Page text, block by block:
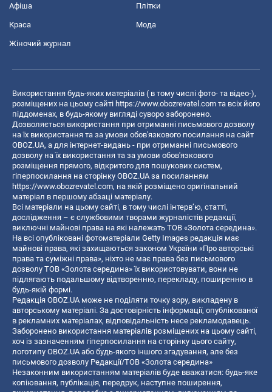
Афіша Плітки
Краса Мода
Жіночий журнал
Використання будь-яких матеріалів ( в тому числі фото- та відео-),
розміщених на цьому сайті https://www.obozrevatel.com та всіх його
піддоменах, в будь-якому вигляді суворо заборонено.
Дозволяється використання при отриманні письмового дозволу
на їх використання та за умови обов'язкового посилання на сайт
OBOZ.UA, а для інтернет-видань - при отриманні письмового
дозволу на їх використання та за умови обов'язкового
розміщення прямого, відкритого для пошукових систем,
гіперпосилання на сторінку OBOZ.UA за посиланням
https://www.obozrevatel.com, на якій розміщено оригінальний
матеріал в першому абзаці матеріалу.
Всі матеріали на цьому сайті, в тому числі інтерв’ю, статті,
дослідження – є службовими творами журналістів редакції,
виключні майнові права на які належать ТОВ «Золота середина».
На всі опубліковані фотоматеріали Getty Images редакція має
майнові права, які захищаються законом України «Про авторські
права та суміжні права», ніхто не має права без письмового
дозволу ТОВ «Золота середина» їх використовувати, вони не
підлягають подальшому відтворенню, перекладу, поширенню в
будь-якій формі.
Редакція OBOZ.UA може не поділяти точку зору, викладену в
авторському матеріалі. За достовірність інформації, опублікованої
в рекламних матеріалах, відповідальність несе рекламодавець.
Заборонено використання матеріалів розміщених на цьому сайті,
хоч із зазначенням гіперпосилання на сторінку цього сайту,
логотипу OBOZ.UA або будь-якого іншого згадування, але без
письмового дозволу Редакції/ТОВ «Золота середина»
Незаконним використанням матеріалів буде вважатися: будь-яке
копiювання, публiкацiя, передрук, наступне поширення,